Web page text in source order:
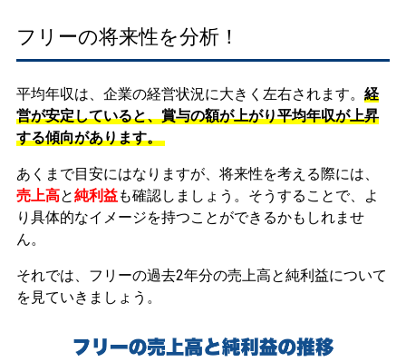
フリーの将来性を分析！
平均年収は、企業の経営状況に大きく左右されます。 経
営が安定していると、賞与の額が上がり平均年収が上昇
する傾向があります。
あくまで目安にはなりますが、将来性を考える際には、
売上高と純利益も確認しましょう。そうすることで、よ
り具体的なイメージを持つことができるかもしれませ
ん。
それでは、フリーの過去2年分の売上高と純利益について
を見ていきましょう。